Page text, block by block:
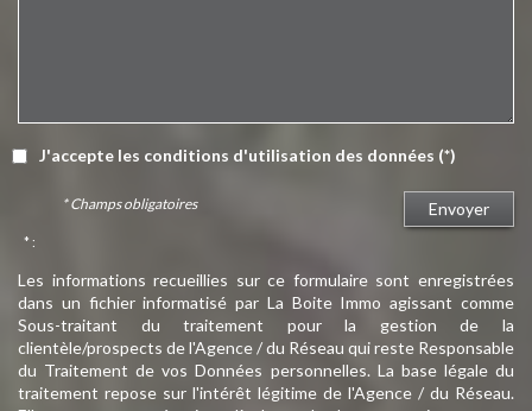
J'accepte les conditions d'utilisation des données (*)
Envoyer
* Champs obligatoires
* :
Les informations recueillies sur ce formulaire sont enregistrées
dans un fichier informatisé par La Boite Immo agissant comme
Sous-traitant du traitement pour la gestion de la
clientèle/prospects de l'Agence / du Réseau qui reste Responsable
du Traitement de vos Données personnelles. La base légale du
traitement repose sur l'intérêt légitime de l'Agence / du Réseau.